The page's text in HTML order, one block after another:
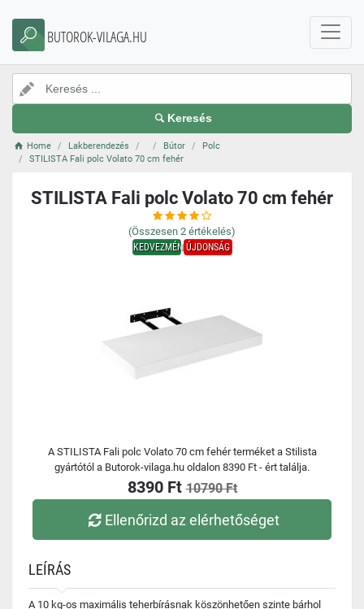
BUTOROK-VILAGA.HU
Keresés
Home Lakberendezés Bútor
Polc
STILISTA Fali polc Volato 70 cm fehér
STILISTA Fali polc Volato 70 cm fehér
(Összesen 2 értékelés)
KEDVEZMÉNYÚJDONSÁG
A STILISTA Fali polc Volato 70 cm fehér terméket a Stilista
gyártótól a Butorok-vilaga.hu oldalon 8390 Ft - ért találja.
8390 Ft10790 Ft
Ellenőrizd az elérhetőséget
LEÍRÁS
A 10 kg-os maximális teherbírásnak köszönhetően szinte bárhol